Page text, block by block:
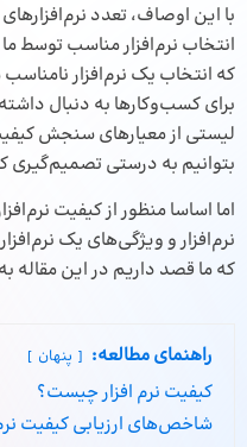
با این اوصاف، تعدد
انتخاب نرم‌افزار مناسب توسط
که انتخاب یک نرم‌افزار
برای کسب‌و‌کارها به دنبال
لیستی از معیارهای سنجش کیفیت
بتوانیم به درستی تصمیم‌گیری
اما اساسا منظور از کیفیت
نرم‌افزار و ویژگی‌های یک
که ما قصد داریم در این مقاله
راهنمای مطالعه: پنهان
کیفیت نرم‌ افزار چیست؟
شاخص‌های ارزیابی کیفیت نرم‌